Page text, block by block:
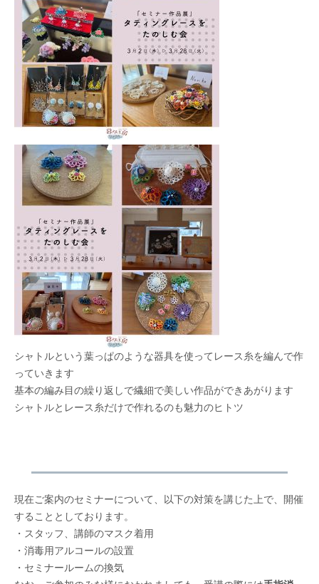
シャトルという葉っぱのような器具を使ってレース糸を編んで作
っていきます
基本の編み目の繰り返しで繊細で美しい作品ができあがります
シャトルとレース糸だけで作れるのも魅力のヒトツ
現在ご案内のセミナーについて、以下の対策を講じた上で、開催
することとしております。
・スタッフ、講師のマスク着用
・消毒用アルコールの設置
・セミナールームの換気